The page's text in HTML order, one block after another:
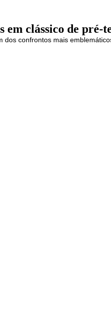
em clássico de pré-
confrontos mais